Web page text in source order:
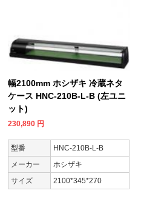
幅2100mm ホシザキ 冷蔵ネタ
ケース HNC-210B-L-B (左ユニ
ット)
230,890 円
型番
HNC-210B-L-B
メーカー
ホシザキ
サイズ
2100*345*270